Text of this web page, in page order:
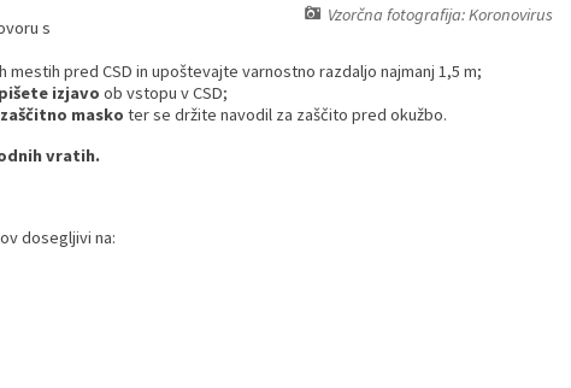
Vzorčna fotografija: Koronovirus
s
pred CSD in upoštevajte varnostno razdaljo najmanj 1,5 m;
izjavo ob vstopu v CSD;
masko ter se držite navodil za zaščito pred okužbo.
vratih.
dosegljivi na: